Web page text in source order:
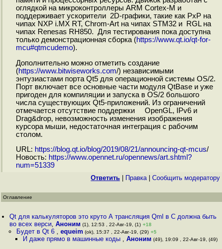
оглядкой на микроконтроллеры ARM Cortex-M и
поддерживает ускорители 2D-графики, такие как PxP на
чипах NXP i.MX RT, Chrom-Art на чипах STM32 и RGL на
чипах Renesas RH850. Для тестирования пока доступна
только демонстрационная сборка (https://www.qt.io/qt-for-
mcu#qtmcudemo).
Дополнительно можно отметить создание
(https://www.bitwiseworks.com/) независимыми
энтузиастами порта Qt5 для операционной системы OS/2.
Порт включает все основные части модуля QtBase и уже
пригоден для компиляции и запуска в OS/2 большого
числа существующих Qt5-приложений. Из ограничений
отмечается отсутствие поддержки OpenGL, IPv6 и
Drag&drop, невозможность изменения изображения
курсора мыши, недостаточная интеграция с рабочим
столом.
URL: https://blog.qt.io/blog/2019/08/21/announcing-qt-mcus/
Новость: https://www.opennet.ru/opennews/art.shtml?
num=51339
Ответить Правка| Cообщить модератору
Оглавление
Qt для калькуляторов это круто А трансляция Qml в C должна быть
во всех верси,Аноним (1), 12:53 , 22-Авг-19, (1) +18
Будет в Qt 6 , equeim (ok), 15:37 , 22-Авг-19, (29) +5
И даже прямо в машинные коды , Аноним (49), 19:09 , 22-Авг-19, (49)